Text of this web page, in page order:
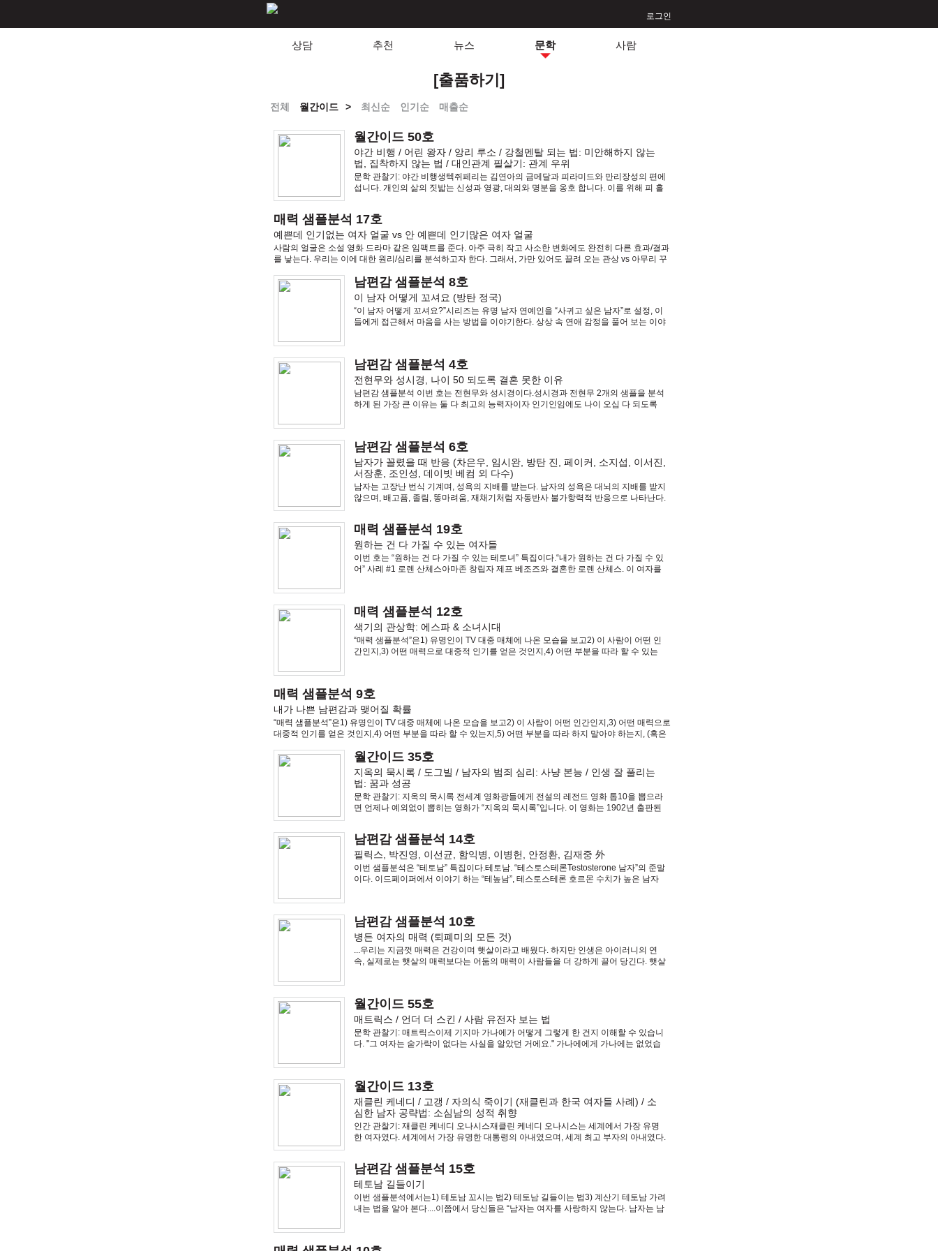
로그인
상담 추천 뉴스 문학 사람
[출품하기]
전체 월간이드 > 최신순 인기순 매출순
월간이드 50호
야간 비행 / 어린 왕자 / 앙리 루소 / 강철멘탈 되는 법: 미안해하지 않는
법, 집착하지 않는 법 / 대인관계 필살기: 관계 우위
문학 관찰기: 야간 비행생텍쥐페리는 김연아의 금메달과 피라미드와 만리장성의 편에
섭니다. 개인의 삶의 짓밟는 신성과 영광, 대의와 명분을 옹호 합니다. 이를 위해 피 흘
매력 샘플분석 17호
예쁜데 인기없는 여자 얼굴 vs 안 예쁜데 인기많은 여자 얼굴
사람의 얼굴은 소설 영화 드라마 같은 임팩트를 준다. 아주 극히 작고 사소한 변화에도 완전히 다른 효과/결과
를 낳는다. 우리는 이에 대한 원리/심리를 분석하고자 한다. 그래서, 가만 있어도 끌려 오는 관상 vs 아무리 꾸
남편감 샘플분석 8호
이 남자 어떻게 꼬셔요 (방탄 정국)
“이 남자 어떻게 꼬셔요?”시리즈는 유명 남자 연예인을 “사귀고 싶은 남자”로 설정, 이
들에게 접근해서 마음을 사는 방법을 이야기한다. 상상 속 연애 감정을 풀어 보는 이야
남편감 샘플분석 4호
전현무와 성시경, 나이 50 되도록 결혼 못한 이유
남편감 샘플분석 이번 호는 전현무와 성시경이다.성시경과 전현무 2개의 샘플을 분석
하게 된 가장 큰 이유는 둘 다 최고의 능력자이자 인기인임에도 나이 오십 다 되도록
남편감 샘플분석 6호
남자가 꼴렸을 때 반응 (차은우, 임시완, 방탄 진, 페이커, 소지섭, 이서진,
서장훈, 조인성, 데이빗 베컴 외 다수)
남자는 고장난 번식 기계며, 성욕의 지배를 받는다. 남자의 성욕은 대뇌의 지배를 받지
않으며, 배고픔, 졸림, 똥마려움, 재채기처럼 자동반사 불가항력적 반응으로 나타난다.
매력 샘플분석 19호
원하는 건 다 가질 수 있는 여자들
이번 호는 “원하는 건 다 가질 수 있는 테토녀” 특집이다.“내가 원하는 건 다 가질 수 있
어” 사례 #1 로렌 산체스아마존 창립자 제프 베조즈와 결혼한 로렌 산체스. 이 여자를
매력 샘플분석 12호
색기의 관상학: 에스파 & 소녀시대
“매력 샘플분석”은1) 유명인이 TV 대중 매체에 나온 모습을 보고2) 이 사람이 어떤 인
간인지,3) 어떤 매력으로 대중적 인기를 얻은 것인지,4) 어떤 부분을 따라 할 수 있는
매력 샘플분석 9호
내가 나쁜 남편감과 맺어질 확률
“매력 샘플분석”은1) 유명인이 TV 대중 매체에 나온 모습을 보고2) 이 사람이 어떤 인간인지,3) 어떤 매력으로
대중적 인기를 얻은 것인지,4) 어떤 부분을 따라 할 수 있는지,5) 어떤 부분을 따라 하지 말아야 하는지, (혹은
월간이드 35호
지옥의 묵시록 / 도그빌 / 남자의 범죄 심리: 사냥 본능 / 인생 잘 풀리는
법: 꿈과 성공
문학 관찰기: 지옥의 묵시록 전세계 영화광들에게 전설의 레전드 영화 톱10을 뽑으라
면 언제나 예외없이 뽑히는 영화가 “지옥의 묵시록”입니다. 이 영화는 1902년 출판된
남편감 샘플분석 14호
필릭스, 박진영, 이선균, 함익병, 이병헌, 안정환, 김재중 外
이번 샘플분석은 “테토남” 특집이다.테토남. “테스토스테론Testosterone 남자”의 준말
이다. 이드페이퍼에서 이야기 하는 “테높남”, 테스토스테론 호르몬 수치가 높은 남자
남편감 샘플분석 10호
병든 여자의 매력 (퇴폐미의 모든 것)
...우리는 지금껏 매력은 건강이며 햇살이라고 배웠다. 하지만 인생은 아이러니의 연
속, 실제로는 햇살의 매력보다는 어둠의 매력이 사람들을 더 강하게 끌어 당긴다. 햇살
월간이드 55호
매트릭스 / 언더 더 스킨 / 사람 유전자 보는 법
문학 관찰기: 매트릭스이제 기지마 가나에가 어떻게 그렇게 한 건지 이해할 수 있습니
다. "그 여자는 숟가락이 없다는 사실을 알았던 거에요." 가나에에게 가나에는 없었습
월간이드 13호
재클린 케네디 / 고갱 / 자의식 죽이기 (재클린과 한국 여자들 사례) / 소
심한 남자 공략법: 소심남의 성적 취향
인간 관찰기: 재클린 케네디 오나시스재클린 케네디 오나시스는 세계에서 가장 유명
한 여자였다. 세계에서 가장 유명한 대통령의 아내였으며, 세계 최고 부자의 아내였다.
남편감 샘플분석 15호
테토남 길들이기
이번 샘플분석에서는1) 테토남 꼬시는 법2) 테토남 길들이는 법3) 계산기 테토남 가려
내는 법을 알아 본다....이쯤에서 당신들은 “남자는 여자를 사랑하지 않는다. 남자는 남